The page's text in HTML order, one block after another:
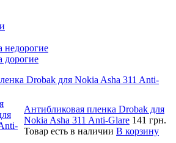
недорогие
дорогие
Drobak для Nokia Asha 311 Anti-
Антибликовая пленка Drobak для
Nokia Asha 311 Anti-Glare 141 грн.
Товар есть в наличии В корзину